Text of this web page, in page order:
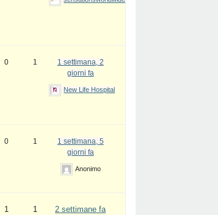
0 1
1 settimana, 2
giorni fa
New Life Hospital
0 1
1 settimana, 5
giorni fa
Anonimo
1 1 2 settimane fa